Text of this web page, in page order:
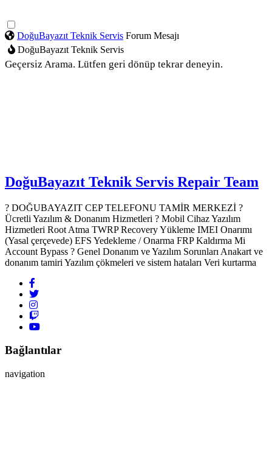
DoğuBayazıt Teknik Servis Forum Mesajı
DoğuBayazıt Teknik Servis
Geçersiz Arama. Lütfen geri dönüp tekrar deneyin.
DoğuBayazıt Teknik Servis Repair Team
? DOĞUBAYAZIT CEP TELEFONU TAMİR MERKEZİ ?️
Ücretli Yazılım & Donanım Hizmetleri ? Mobil Cihaz Yazılım
Hizmetleri Root Atma TWRP Recovery Yükleme IMEI Onarımı
(Yasal çerçevede) EFS Yedekleme / Onarma FRP Kaldırma Mi
Account Bypass ? Genel Donanım ve Yazılım Sorunları Anakart ve
donanım tamiri Yazılım çökmeleri ve sistem hataları Veri kurtarma
Bağlantılar
navigation